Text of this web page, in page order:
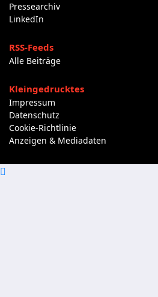
Pressearchiv
LinkedIn
RSS-Feeds
Alle Beiträge
Kleingedrucktes
Impressum
Datenschutz
Cookie-Richtlinie
Anzeigen & Mediadaten